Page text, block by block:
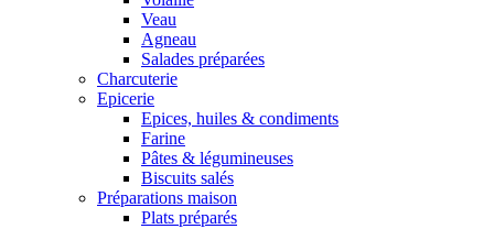
Veau
Agneau
Salades préparées
Charcuterie
Epicerie
Epices, huiles & condiments
Farine
Pâtes & légumineuses
Biscuits salés
Préparations maison
Plats préparés